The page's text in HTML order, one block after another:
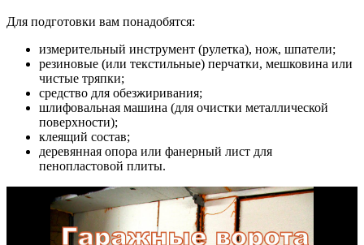
Для подготовки вам понадобятся:
измерительный инструмент (рулетка), нож, шпатели;
резиновые (или текстильные) перчатки, мешковина или
чистые тряпки;
средство для обезжиривания;
шлифовальная машина (для очистки металлической
поверхности);
клеящий состав;
деревянная опора или фанерный лист для
пенопластовой плиты.